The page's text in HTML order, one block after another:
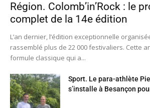
Région. Colomb’in’Rock : le
complet de la 14e édition
L’an dernier, l’édition exceptionnelle
rassemblé plus de 22 000 festivaliers. Cette
formule classique qui a...
Sport. Le para-athlète
s’installe à Besançon